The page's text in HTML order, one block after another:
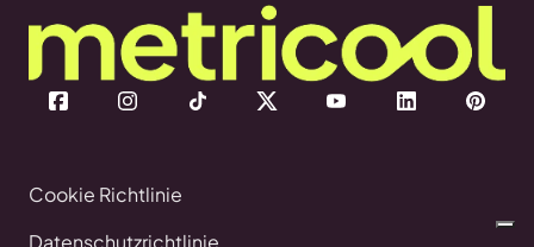
Cookie Richtlinie
Datenschutzrichtlinie